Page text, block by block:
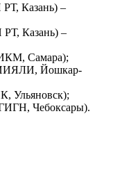
Казань) –
Казань) –
Самара);
Йошкар-
Ульяновск);
Чебоксары).